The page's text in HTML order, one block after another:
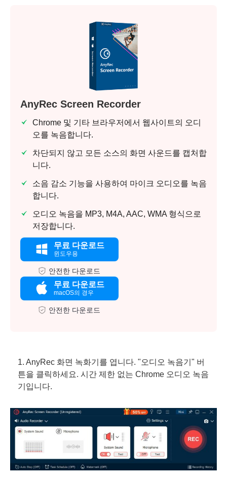
AnyRec Screen Recorder
Chrome 및 기타 브라우저에서 웹사이트의 오디
오를 녹음합니다.
차단되지 않고 모든 소스의 화면 사운드를 캡처합
니다.
소음 감소 기능을 사용하여 마이크 오디오를 녹음
합니다.
오디오 녹음을 MP3, M4A, AAC, WMA 형식으로
저장합니다.
무료 다운로드
윈도우용
안전한 다운로드
무료 다운로드
macOS의 경우
안전한 다운로드
1. AnyRec 화면 녹화기를 엽니다. "오디오 녹음기" 버
튼을 클릭하세요. 시간 제한 없는 Chrome 오디오 녹음
기입니다.